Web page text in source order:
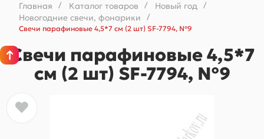
Главная / Каталог товаров / Новый год /
Новогодние свечи, фонарики
/
Свечи парафиновые 4,5*7 см (2 шт) SF-7794, №9
Свечи парафиновые 4,5*7
см (2 шт) SF-7794, №9